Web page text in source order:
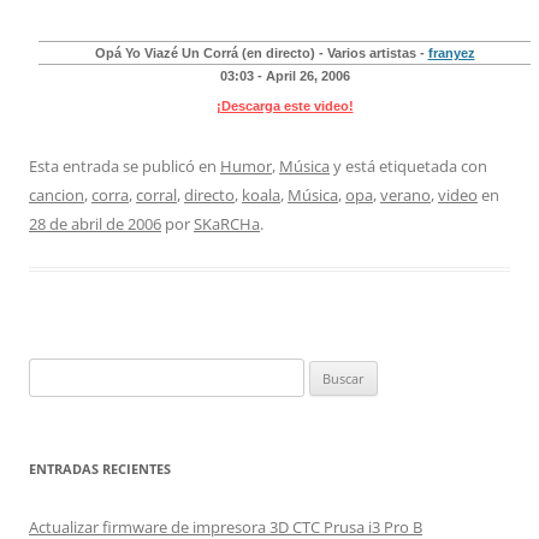
Opá Yo Viazé Un Corrá (en directo) - Varios artistas - franyez
03:03 - April 26, 2006
¡Descarga este video!
Esta entrada se publicó en Humor, Música y está etiquetada con
cancion,corra,corral,directo, koala, Música,opa,verano,video en
28 de abril de 2006 porSKaRCHa.
ENTRADAS RECIENTES
Actualizar firmware de impresora 3D CTC Prusa i3 Pro B